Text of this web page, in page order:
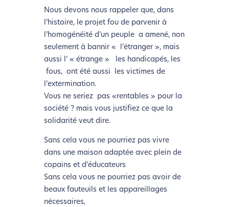
l’écoconception.
Merci pour votre contribution !
Annuler
Nous devons nous rappeler que, dans
l’histoire, le projet fou de parvenir à
l’homogénéité d’un peuple a amené, non
seulement à bannir « l’étranger », mais
aussi l’ « étrange » les handicapés, les
fous, ont été aussi les victimes de
l’extermination.
Vous ne seriez pas «rentables » pour la
société ? mais vous justifiez ce que la
solidarité veut dire.
Sans cela vous ne pourriez pas vivre
dans une maison adaptée avec plein de
copains et d’éducateurs
Sans cela vous ne pourriez pas avoir de
beaux fauteuils et les appareillages
nécessaires,